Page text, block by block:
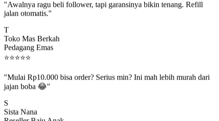
jalan otomatis."
Toko Mas Berkah
Pedagang Emas
⭐⭐⭐⭐⭐
jajan boba 😂"
Sista Nana
Reseller Baju Anak